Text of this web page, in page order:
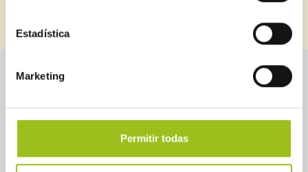
Estadística
Marketing
Permitir todas
Noticias
Seguridad industrial
Legislación